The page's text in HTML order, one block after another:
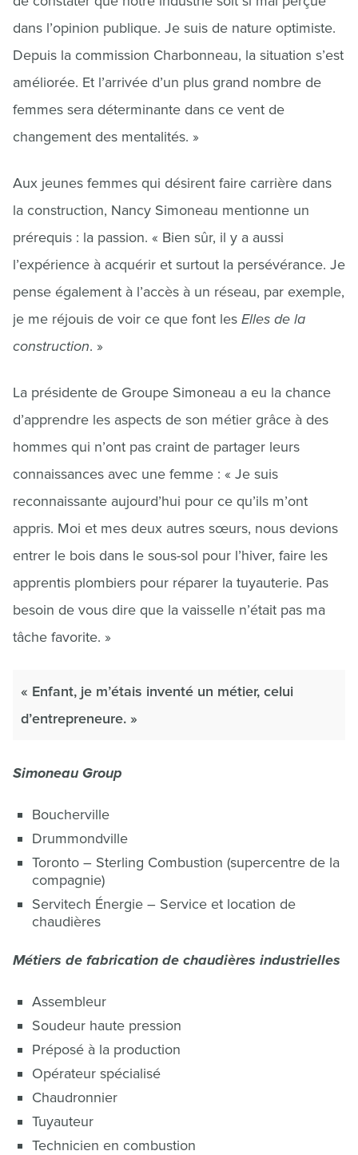
dans l’opinion publique. Je suis de nature optimiste.
Depuis la commission Charbonneau, la situation s’est
améliorée. Et l’arrivée d’un plus grand nombre de
femmes sera déterminante dans ce vent de
changement des mentalités. »
Aux jeunes femmes qui désirent faire carrière dans
la construction, Nancy Simoneau mentionne un
prérequis : la passion. « Bien sûr, il y a aussi
l’expérience à acquérir et surtout la persévérance. Je
pense également à l’accès à un réseau, par exemple,
je me réjouis de voir ce que font les Elles de la
construction. »
La présidente de Groupe Simoneau a eu la chance
d’apprendre les aspects de son métier grâce à des
hommes qui n’ont pas craint de partager leurs
connaissances avec une femme : « Je suis
reconnaissante aujourd’hui pour ce qu’ils m’ont
appris. Moi et mes deux autres sœurs, nous devions
entrer le bois dans le sous-sol pour l’hiver, faire les
apprentis plombiers pour réparer la tuyauterie. Pas
besoin de vous dire que la vaisselle n’était pas ma
tâche favorite. »
« Enfant, je m’étais inventé un métier, celui
d’entrepreneure. »
Simoneau Group
Boucherville
Drummondville
Toronto – Sterling Combustion (supercentre de la
compagnie)
Servitech Énergie – Service et location de
chaudières
Métiers de fabrication de chaudières industrielles
Assembleur
Soudeur haute pression
Préposé à la production
Opérateur spécialisé
Chaudronnier
Tuyauteur
Technicien en combustion